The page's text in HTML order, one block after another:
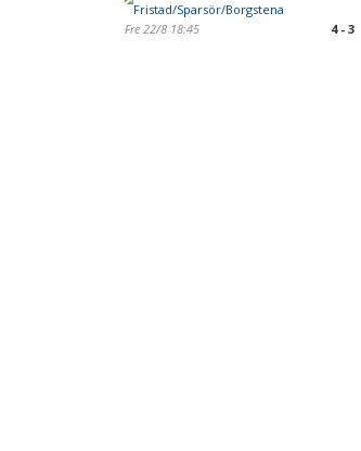
Fristad/Sparsör/Borgstena
Fre 22/8 18:45
4 - 3